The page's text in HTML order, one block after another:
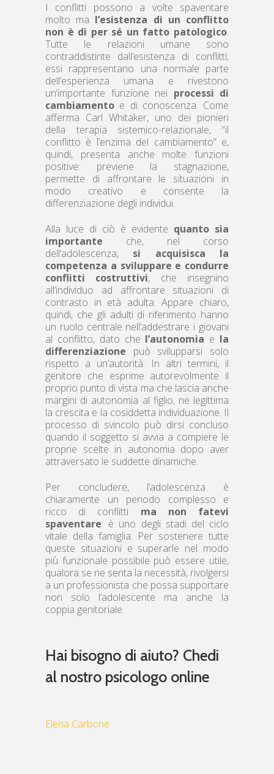
I conflitti possono a volte spaventare
molto ma l’esistenza di un conflitto
non è di per sé un fatto patologico.
Tutte le relazioni umane sono
contraddistinte dall’esistenza di conflitti;
essi rappresentano una normale parte
dell’esperienza umana e rivestono
un’importante funzione nei processi di
cambiamento e di conoscenza. Come
afferma Carl Whitaker, uno dei pionieri
della terapia sistemico-relazionale, “il
conflitto è l’enzima del cambiamento” e,
quindi, presenta anche molte funzioni
positive: previene la stagnazione,
permette di affrontare le situazioni in
modo creativo e consente la
differenziazione degli individui.
Alla luce di ciò è evidente quanto sia
importante che, nel corso
dell’adolescenza, si acquisisca la
competenza a sviluppare e condurre
conflitti costruttivi, che insegnino
all’individuo ad affrontare situazioni di
contrasto in età adulta. Appare chiaro,
quindi, che gli adulti di riferimento hanno
un ruolo centrale nell’addestrare i giovani
al conflitto, dato che l’autonomia e la
differenziazione può svilupparsi solo
rispetto a un’autorità. In altri termini, il
genitore che esprime autorevolmente il
proprio punto di vista ma che lascia anche
margini di autonomia al figlio, ne legittima
la crescita e la cosiddetta individuazione. Il
processo di svincolo può dirsi concluso
quando il soggetto si avvia a compiere le
proprie scelte in autonomia dopo aver
attraversato le suddette dinamiche.
Per concludere, l’adolescenza è
chiaramente un periodo complesso e
ricco di conflitti ma non fatevi
spaventare: è uno degli stadi del ciclo
vitale della famiglia. Per sostenere tutte
queste situazioni e superarle nel modo
più funzionale possibile può essere utile,
qualora se ne senta la necessità, rivolgersi
a un professionista che possa supportare
non solo l’adolescente ma anche la
coppia genitoriale.
Hai bisogno di aiuto? Chedi
al nostro psicologo online
Elena Carbone